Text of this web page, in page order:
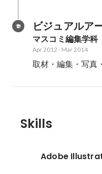
ビジュアルア
マスコミ編集学科
Apr 2012 - Mar 2014
取材・編集・写真
Skills
Adobe